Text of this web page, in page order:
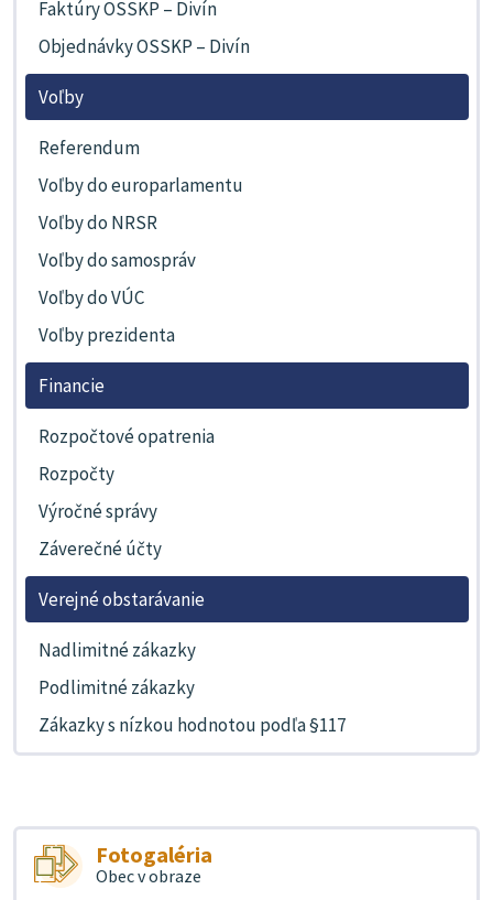
Faktúry OSSKP – Divín
Objednávky OSSKP – Divín
Voľby
Referendum
Voľby do europarlamentu
Voľby do NRSR
Voľby do samospráv
Voľby do VÚC
Voľby prezidenta
Financie
Rozpočtové opatrenia
Rozpočty
Výročné správy
Záverečné účty
Verejné obstarávanie
Nadlimitné zákazky
Podlimitné zákazky
Zákazky s nízkou hodnotou podľa §117
Fotogaléria
Obec v obraze